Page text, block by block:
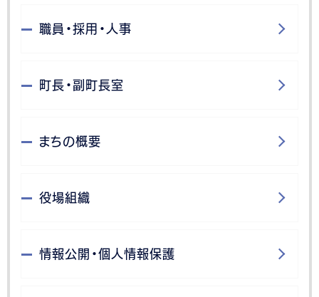
職員・採用・人事
町長・副町長室
まちの概要
役場組織
情報公開・個人情報保護